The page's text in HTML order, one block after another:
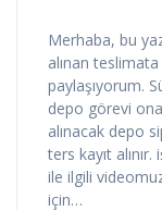
Merhaba, bu
alınan
paylaşıyorum.
depo görevi
alınacak depo
ters kayıt
ile ilgili
için…